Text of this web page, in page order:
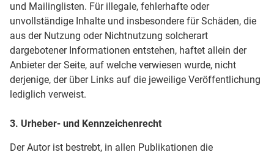
und Mailinglisten. Für illegale, fehlerhafte oder
unvollständige Inhalte und insbesondere für Schäden, die
aus der Nutzung oder Nichtnutzung solcherart
dargebotener Informationen entstehen, haftet allein der
Anbieter der Seite, auf welche verwiesen wurde, nicht
derjenige, der über Links auf die jeweilige Veröffentlichung
lediglich verweist.
3. Urheber- und Kennzeichenrecht
Der Autor ist bestrebt, in allen Publikationen die